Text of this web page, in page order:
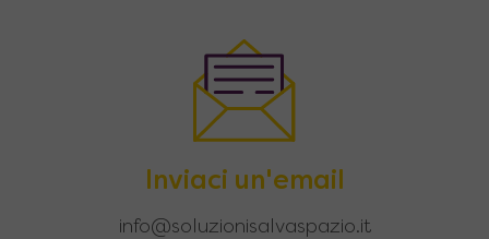
Inviaci un'email
info@soluzionisalvaspazio.it